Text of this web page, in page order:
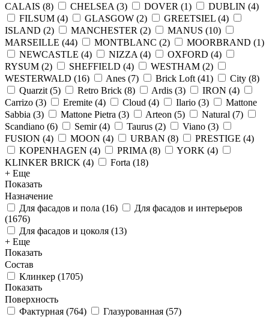
CALAIS (8) CHELSEA (3) DOVER (1) DUBLIN (4)
FILSUM (4) GLASGOW (2) GREETSIEL (4)
ISLAND (2) MANCHESTER (2) MANUS (10)
MARSEILLE (44) MONTBLANC (2) MOORBRAND (1)
NEWCASTLE (4) NIZZA (4) OXFORD (4)
RYSUM (2) SHEFFIELD (4) WESTHAM (2)
WESTERWALD (16) Anes (7) Brick Loft (41) City (8)
Quarzit (5) Retro Brick (8) Ardis (3) IRON (4)
Carrizo (3) Eremite (4) Cloud (4) Ilario (3)
Mattone
Sabbia (3) Mattone Pietra (3) Arteon (5) Natural (7)
Scandiano (6) Semir(4) Taurus (2) Viano (3)
FUSION (4) MOON (4) URBAN (8) PRESTIGE (4)
KOPENHAGEN (4) PRIMA (8) YORK (4)
KLINKER BRICK (4) Forta (18)
+ Еще
Показать
Назначение
Для фасадов и пола (16)
Для фасадов и интерьеров
(1676)
Для фасадов и цоколя (13)
+ Еще
Показать
Состав
Клинкер (1705)
Показать
Поверхность
Фактурная (764) Глазурованная (57)